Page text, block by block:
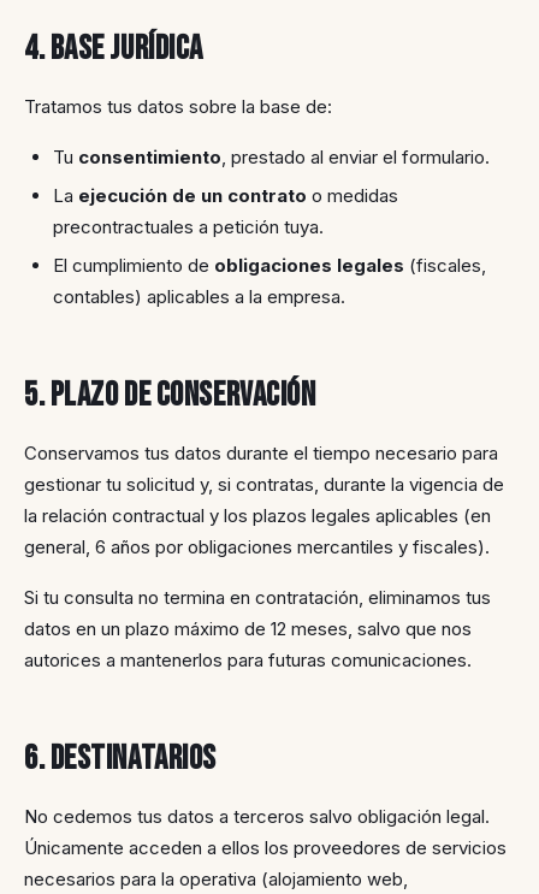
4. Base jurídica
Tratamos tus datos sobre la base de:
Tu consentimiento, prestado al enviar el formulario.
La ejecución de un contrato o medidas
precontractuales a petición tuya.
El cumplimiento de obligaciones legales (fiscales,
contables) aplicables a la empresa.
5. Plazo de conservación
Conservamos tus datos durante el tiempo necesario para
gestionar tu solicitud y, si contratas, durante la vigencia de
la relación contractual y los plazos legales aplicables (en
general, 6 años por obligaciones mercantiles y fiscales).
Si tu consulta no termina en contratación, eliminamos tus
datos en un plazo máximo de 12 meses, salvo que nos
autorices a mantenerlos para futuras comunicaciones.
6. Destinatarios
No cedemos tus datos a terceros salvo obligación legal.
Únicamente acceden a ellos los proveedores de servicios
necesarios para la operativa (alojamiento web,